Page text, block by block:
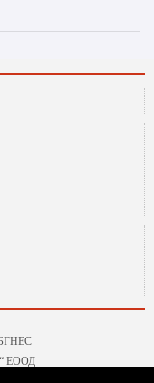
БГНЕС
ЕООД